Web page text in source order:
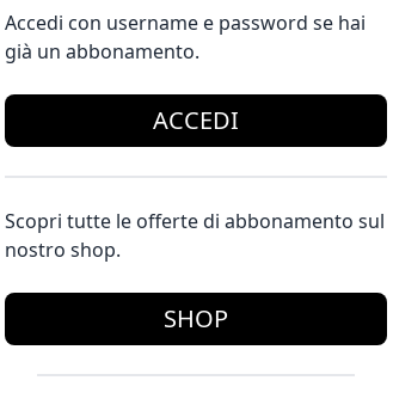
Accedi con username e password se hai
già un abbonamento.
ACCEDI
Scopri tutte le offerte di abbonamento sul
nostro shop.
SHOP